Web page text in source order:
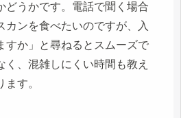
どうかです。電話で聞く場合
カンを食べたいのですが、入
すか」と尋ねるとスムーズで
く、混雑しにくい時間も教え
す。